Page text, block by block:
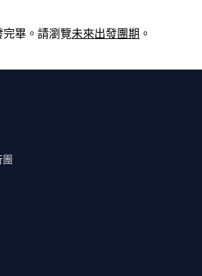
完畢。請瀏覽未來出發團期 。